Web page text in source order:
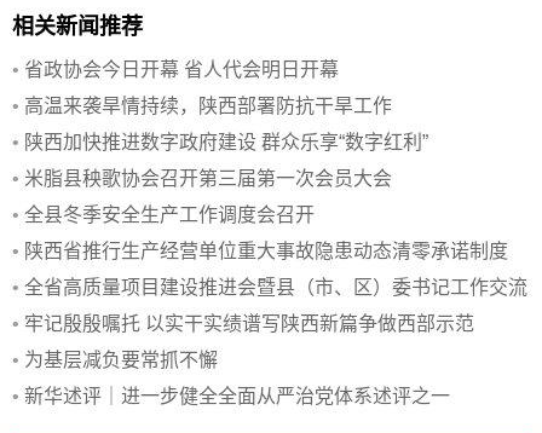
相关新闻推荐
• 省政协会今日开幕 省人代会明日开幕
• 高温来袭旱情持续，陕西部署防抗干旱工作
• 陕西加快推进数字政府建设 群众乐享“数字红利”
• 米脂县秧歌协会召开第三届第一次会员大会
• 全县冬季安全生产工作调度会召开
• 陕西省推行生产经营单位重大事故隐患动态清零承诺制度
• 全省高质量项目建设推进会暨县（市、区）委书记工作交流
会召开
• 牢记殷殷嘱托 以实干实绩谱写陕西新篇争做西部示范
• 为基层减负要常抓不懈
• 新华述评｜进一步健全全面从严治党体系述评之一